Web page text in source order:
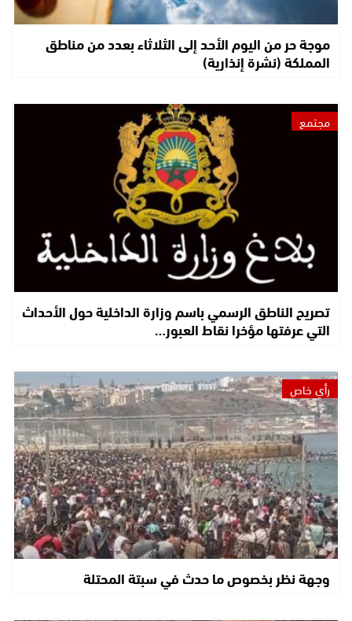
موجة حر من اليوم الأحد إلى الثلاثاء بعدد من مناطق
المملكة (نشرة إنذارية)
مجتمع
تصريح الناطق الرسمي باسم وزارة الداخلية حول الأحداث
التي عرفتها مؤخرا نقاط العبور…
رأي خاص
وجهة نظر بخصوص ما حدث في سبتة المحتلة